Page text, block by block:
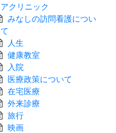
アクリニック
みなしの訪問看護につい
て
人生
健康教室
入院
医療政策について
在宅医療
外来診療
旅行
映画